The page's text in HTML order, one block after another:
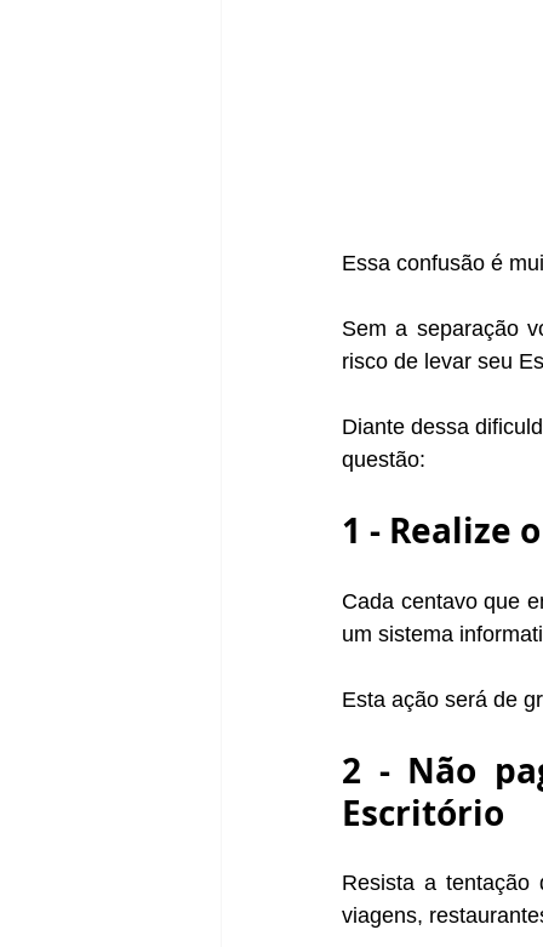
Essa confusão é
Sem a separação
risco de levar seu
Diante dessa
questão:
1 - Realize
Cada centavo que
um sistema
Esta ação será de
2 - Não
Escritório
Resista a tentação
viagens,